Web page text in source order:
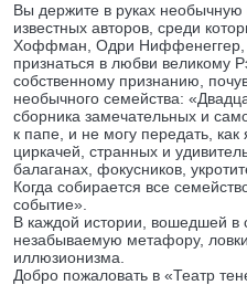
Вы держите в руках необычную
известных авторов, среди
Хоффман, Одри Ниффенеггер,
признаться в любви великому
собственному признанию,
необычного семейства:
сборника замечательных и
к папе, и не могу передать,
циркачей, странных и
балаганах, фокусников,
Когда собирается все
событие».
В каждой истории, вошедшей в
незабываемую метафору,
иллюзионизма.
Добро пожаловать в «Театр